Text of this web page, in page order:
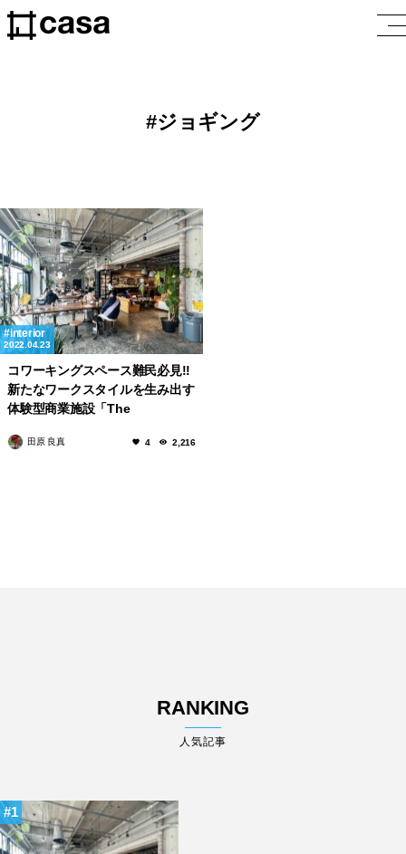
ジョギング
interior
2022.04.23
コワーキングスペース難民必見!!
新たなワークスタイルを生み出す
体験型商業施設「The
田原 良真 4 2,216
RANKING
人気記事
1